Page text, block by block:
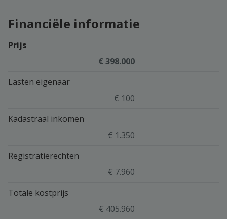
Financiële informatie
Prijs
€ 398.000
Lasten eigenaar
€ 100
Kadastraal inkomen
€ 1.350
Registratierechten
€ 7.960
Totale kostprijs
€ 405.960